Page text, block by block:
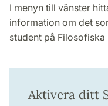
I menyn till vänster
information om det
student på
Aktivera ditt